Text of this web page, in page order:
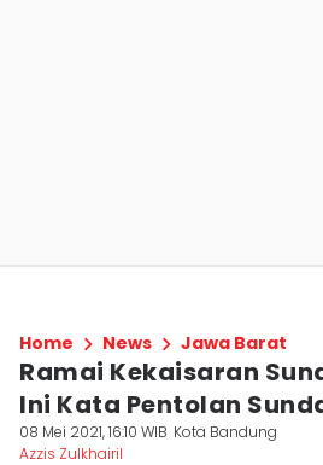
Home News Jawa Barat
Ramai Kekaisaran
Ini Kata Pentolan
08 Mei 2021, 16:10 WIB Kota Bandung
Azzis Zulkhairil